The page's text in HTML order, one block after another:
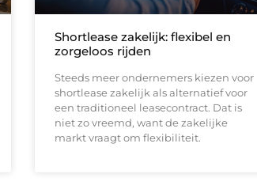
Shortlease zakelijk: flexibel en
zorgeloos rijden
Steeds meer ondernemers kiezen voor
shortlease zakelijk als alternatief voor
een traditioneel leasecontract. Dat is
niet zo vreemd, want de zakelijke
markt vraagt om flexibiliteit.